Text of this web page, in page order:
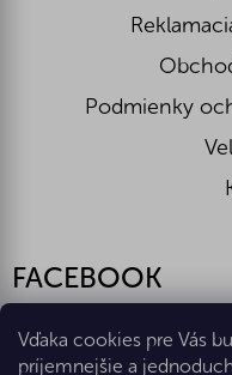
Vďaka cookies pre Vás
príjemnejšie a
Podmienky
FACEBOOK